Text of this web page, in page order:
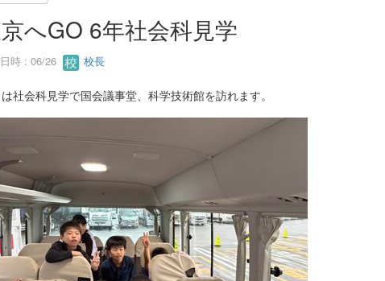
へGO 6年社会科見学
時 : 06/26 校長
社会科見学で国会議事堂、科学技術館を訪れます。